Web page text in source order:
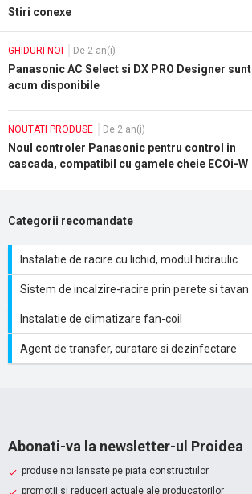
Stiri conexe
GHIDURI NOI De 2 an(i)
Panasonic AC Select si DX PRO Designer sunt
acum disponibile
NOUTATI PRODUSE De 2 an(i)
Noul controler Panasonic pentru control in
cascada, compatibil cu gamele cheie ECOi-W
Categorii recomandate
Instalatie de racire cu lichid, modul hidraulic
Sistem de incalzire-racire prin perete si tavan
Instalatie de climatizare fan-coil
Agent de transfer, curatare si dezinfectare
Abonati-va la newsletter-ul Proidea
produse noi lansate pe piata constructiilor
promotii si reduceri actuale ale producatorilor